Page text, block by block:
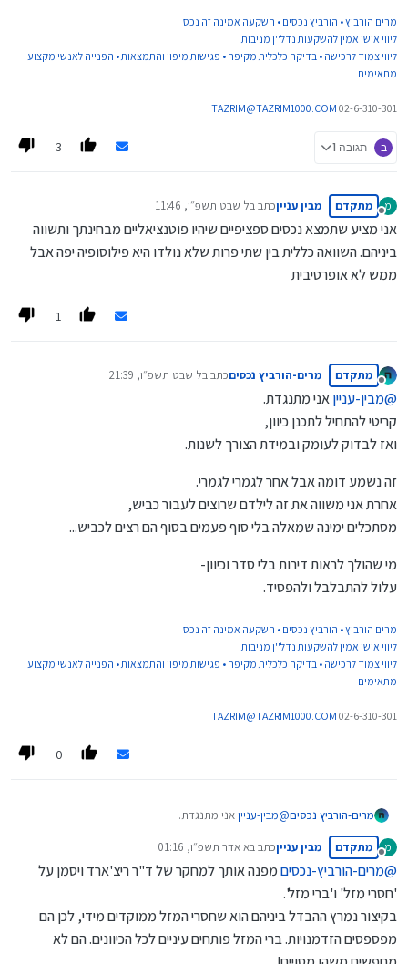
מרים הורביץ • הורביץ נכסים • השקעה אמינה זה נכס
ליווי אישי אמין להשקעות נדל''ן מניבות
ליווי צמוד לרכישה • בדיקה כלכלית מקיפה • פגישות מיפוי והתמצאות • הפנייה לאנשי מקצוע
מתאימים
02-6-310-301
TAZRIM@TAZRIM1000.COM
ב תגובה 1 3
מ
מנותק
מתקדם מבין ענייןכתב בל שבט תשפ״ו, 11:46
נערך לאחרונה על ידי
אני מציע שתמצא נכסים ספציפיים שיהיו פוטנציאליים מבחינתך ותשווה
ביניהם. השוואה כללית בין שתי פרות שלא נולדו היא פילוסופיה יפה אבל
ממש לא אופרטיבית
1
מנותק
מתקדם מרים-הורביץ נכסיםכתב בל שבט תשפ״ו, 21:39
נערך לאחרונה על ידי
@מבין-ענייןאני מתנגדת.
קריטי להתחיל לתכנן כיוון,
ואז לבדוק לעומק ובמידת הצורך לשנות.
זה נשמע דומה אבל אחר לגמרי לגמרי.
אחרת אני משווה את זה לילדם שרוצים לעבור כביש,
מסתכלים ימינה שמאלה בלי סוף פעמים בסוף הם רצים לכביש...
מי שהולך לראות דירות בלי סדר וכיוון-
עלול להתבלבל ולהפסיד.
מרים הורביץ • הורביץ נכסים • השקעה אמינה זה נכס
ליווי אישי אמין להשקעות נדל''ן מניבות
ליווי צמוד לרכישה • בדיקה כלכלית מקיפה • פגישות מיפוי והתמצאות • הפנייה לאנשי מקצוע
מתאימים
02-6-310-301
TAZRIM@TAZRIM1000.COM
0
מרים-הורביץ נכסים@מבין-ענייןאני מתנגדת.
ואז לבדוק לעומק ובמידת הצורך לשנות.
זה נשמע דומה אבל אחר לגמרי לגמרי.
אחרת אני משווה את זה לילדם שרוצים לעבור כביש,
מסתכלים ימינה שמאלה בלי סוף פעמים בסוף הם רצים
לכביש...
מי שהולך לראות דירות בלי סדר וכיוון-
עלול להתבלבל ולהפסיד.
מ
מנותק
מתקדם מבין ענייןכתב בא אדר תשפ״ו, 01:16
נערך לאחרונה על ידי
@מרים-הורביץ-נכסיםמפנה אותך למחקר של ד"ר ריצ'ארד ויסמן על
'חסרי מזל' ו'ברי מזל'.
בקיצור נמרץ ההבדל ביניהם הוא שחסרי המזל ממוקדים מידי, לכן הם
מפספסים הזדמנויות. ברי המזל פותחים עיניים לכל הכיוונים. הם לא